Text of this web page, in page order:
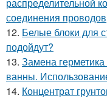
соединения проводов
12. Белые блоки для
подойдут?
13. Замена
ванны.
14. Концентрат